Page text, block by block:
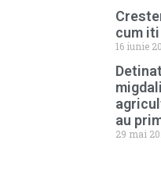
cum
16 iunie
au
29 mai